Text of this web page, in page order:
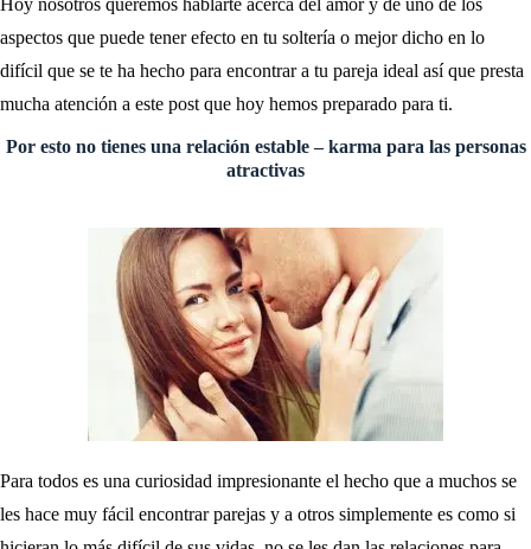
aspectos que puede tener efecto en tu soltería o mejor dicho en lo
difícil que se te ha hecho para encontrar a tu pareja ideal así que presta
mucha atención a este post que hoy hemos preparado para ti.
Por esto no tienes una relación estable – karma para las personas
atractivas
Para todos es una curiosidad impresionante el hecho que a muchos se
les hace muy fácil encontrar parejas y a otros simplemente es como si